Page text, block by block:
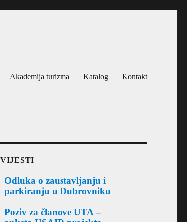
Akademija turizma Katalog Kontakt
VIJESTI
Odluka o zaustavljanju i
parkiranju u Dubrovniku
Poziv za članove UTA –